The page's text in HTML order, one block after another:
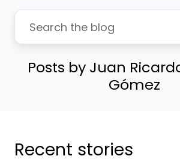
Posts by Juan
Gómez
Recent stories